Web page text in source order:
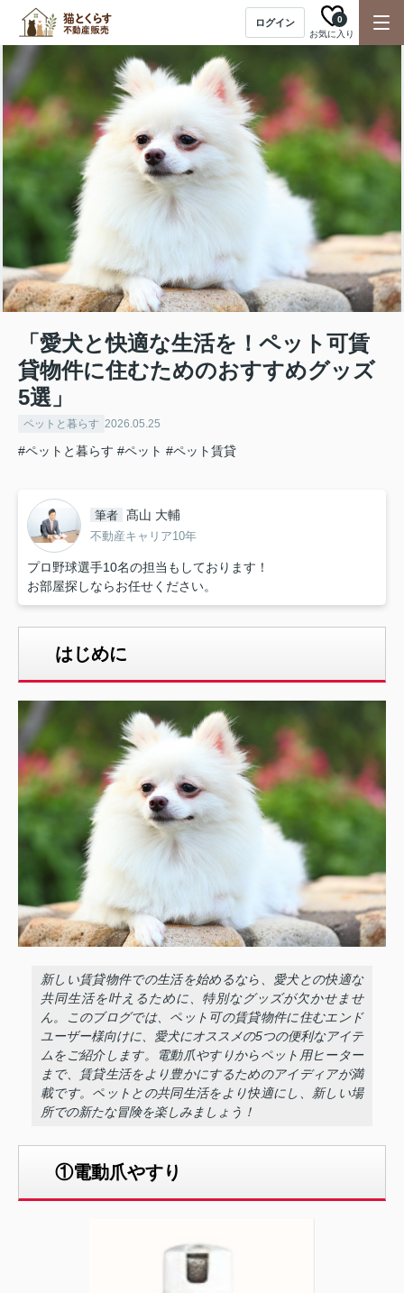
ログイン
お気に入り
0
「愛犬と快適な生活を！ペット可賃
貸物件に住むためのおすすめグッズ
5選」
ペットと暮らす 2026.05.25
#ペットと暮らす #ペット #ペット賃貸
筆者 髙山 大輔
不動産キャリア10年
プロ野球選手10名の担当もしております！
お部屋探しならお任せください。
はじめに
新しい賃貸物件での生活を始めるなら、愛犬との快適な
共同生活を叶えるために、特別なグッズが欠かせませ
ん。このブログでは、ペット可の賃貸物件に住むエンド
ユーザー様向けに、愛犬にオススメの5つの便利なアイテ
ムをご紹介します。電動爪やすりからペット用ヒーター
まで、賃貸生活をより豊かにするためのアイディアが満
載です。ペットとの共同生活をより快適にし、新しい場
所での新たな冒険を楽しみましょう！
①電動爪やすり